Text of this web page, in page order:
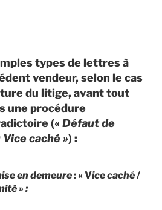
types de lettres à
vendeur, selon le cas
du litige, avant tout
une procédure
(« Défaut de
caché ») :
en demeure : « Vice caché/
» :